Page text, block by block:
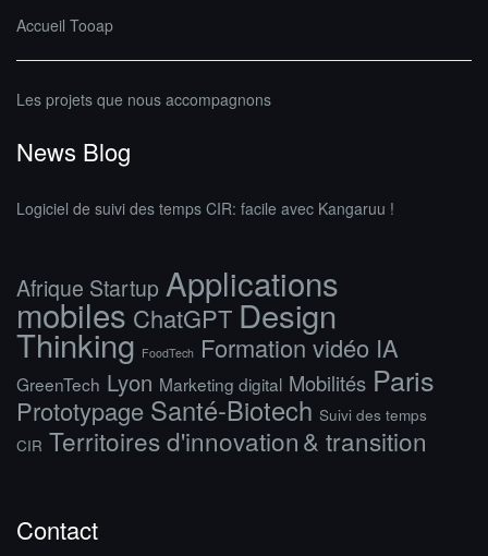
Accueil Tooap
Les projets que nous accompagnons
News Blog
Logiciel de suivi des temps CIR: facile avec Kangaruu !
Afrique Startup Applications
mobiles ChatGPT Design
Thinking FoodTech Formation vidéo IA
GreenTech Lyon Marketing digital Mobilités Paris
Prototypage Santé-Biotech Suivi des temps
CIR Territoires d'innovation & transition
Contact